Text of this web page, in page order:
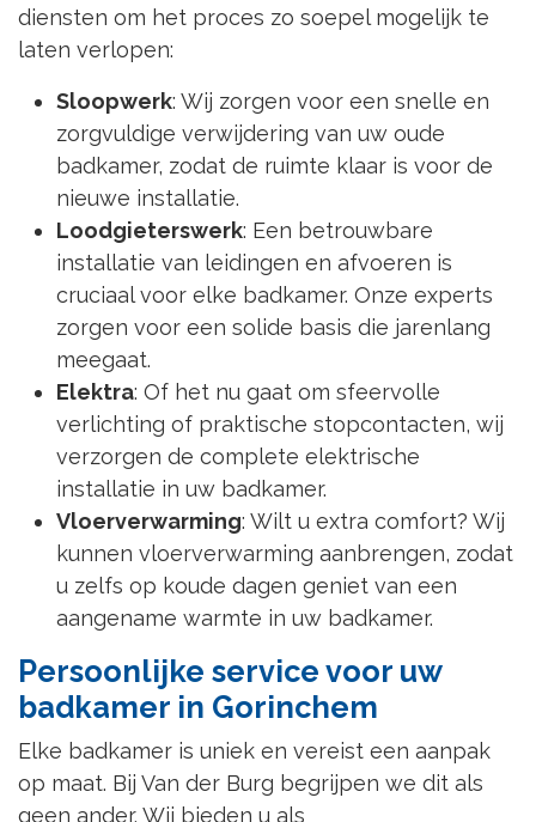
diensten om het proces zo soepel mogelijk te
laten verlopen:
Sloopwerk: Wij zorgen voor een snelle en
zorgvuldige verwijdering van uw oude
badkamer, zodat de ruimte klaar is voor de
nieuwe installatie.
Loodgieterswerk: Een betrouwbare
installatie van leidingen en afvoeren is
cruciaal voor elke badkamer. Onze experts
zorgen voor een solide basis die jarenlang
meegaat.
Elektra: Of het nu gaat om sfeervolle
verlichting of praktische stopcontacten, wij
verzorgen de complete elektrische
installatie in uw badkamer.
Vloerverwarming: Wilt u extra comfort? Wij
kunnen vloerverwarming aanbrengen, zodat
u zelfs op koude dagen geniet van een
aangename warmte in uw badkamer.
Persoonlijke service voor uw
badkamer in Gorinchem
Elke badkamer is uniek en vereist een aanpak
op maat. Bij Van der Burg begrijpen we dit als
geen ander. Wij bieden u als